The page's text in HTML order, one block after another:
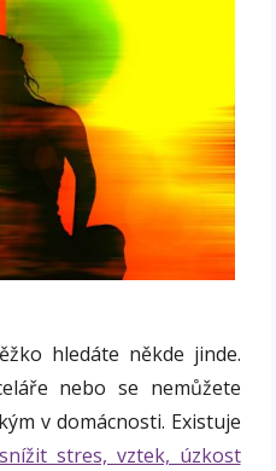
hledáte někde jinde.
nebo se nemůžete
v domácnosti. Existuje
stres, vztek, úzkost